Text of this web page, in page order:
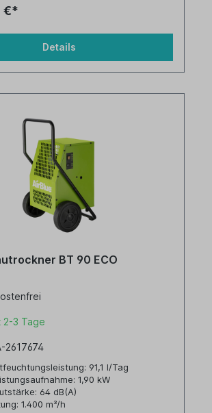
€*
Details
BT 90 ECO
2-3 Tage
2617674
91,1 l/Tag
1,90 kW
64 dB(A)
1.400 m³/h